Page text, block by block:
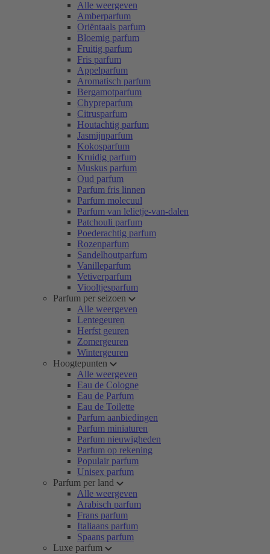
Alle weergeven
Amberparfum
Oriëntaals parfum
Bloemig parfum
Fruitig parfum
Fris parfum
Appelparfum
Aromatisch parfum
Bergamotparfum
Chypreparfum
Citrusparfum
Houtachtig parfum
Jasmijnparfum
Kokosparfum
Kruidig parfum
Muskus parfum
Oud parfum
Parfum fris linnen
Parfum molecuul
Parfum van lelietje-van-dalen
Patchouli parfum
Poederachtig parfum
Rozenparfum
Sandelhoutparfum
Vanilleparfum
Vetiverparfum
Viooltjesparfum
Parfum per seizoen
Alle weergeven
Lentegeuren
Herfst geuren
Zomergeuren
Wintergeuren
Hoogtepunten
Alle weergeven
Eau de Cologne
Eau de Parfum
Eau de Toilette
Parfum aanbiedingen
Parfum miniaturen
Parfum nieuwigheden
Parfum op rekening
Populair parfum
Unisex parfum
Parfum per land
Alle weergeven
Arabisch parfum
Frans parfum
Italiaans parfum
Spaans parfum
Luxe parfum